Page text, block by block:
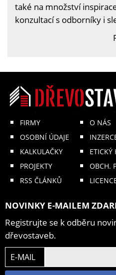
také na množství
konzultací s odborníky i
FIRMY
OSOBNÍ ÚDAJE
KALKULAČKY
PROJEKTY
RSS ČLÁNKŮ
O NÁS
ETICKÝ
OBCH.
NOVINKY E-MAILEM
Registrujte se k odběru
dřevostaveb.
E-MAIL